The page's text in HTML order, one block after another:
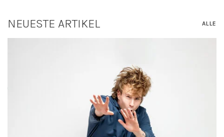
NEUESTE ARTIKEL ALLE